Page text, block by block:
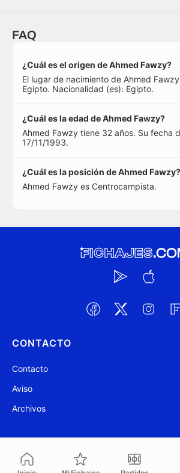
FAQ
¿Cuál es el origen de Ahmed Fawzy?
El lugar de nacimiento de Ahmed
Egipto. Nacionalidad (es): Egipto.
¿Cuál es la edad de Ahmed Fawzy?
Ahmed Fawzy tiene 32 años. Su fecha
17/11/1993.
¿Cuál es la posición de Ahmed Fawzy?
Ahmed Fawzy es Centrocampista.
CONTACTO
Contacto
Aviso
Archivos